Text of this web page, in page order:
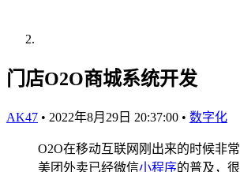
门店O2O商城系统开发
AK47 • 2022年8月29日 20:37:00 • 数字化
O2O在移动互联网刚出来的时候非
美团外卖已经微信小程序的普及，